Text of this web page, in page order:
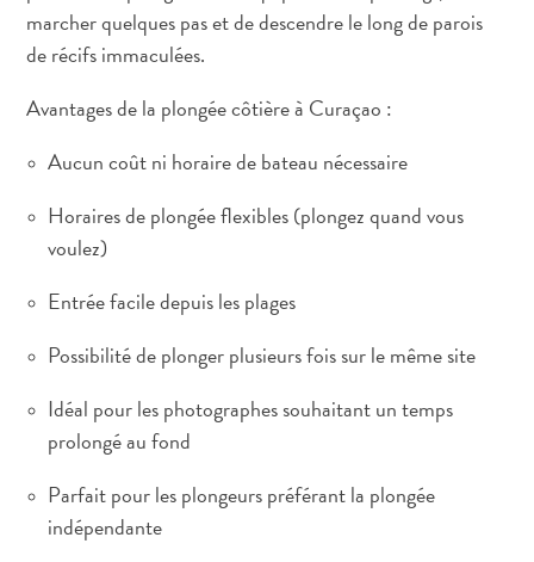
bien-
être
et
Vie
divertissement
Visites
Zones
Où
dormir
marcher quelques pas et de descendre le long de parois
de récifs immaculées.
Avantages de la plongée côtière à Curaçao :
Aucun coût ni horaire de bateau nécessaire
Horaires de plongée flexibles (plongez quand vous
voulez)
Entrée facile depuis les plages
Possibilité de plonger plusieurs fois sur le même site
Idéal pour les photographes souhaitant un temps
prolongé au fond
Parfait pour les plongeurs préférant la plongée
indépendante